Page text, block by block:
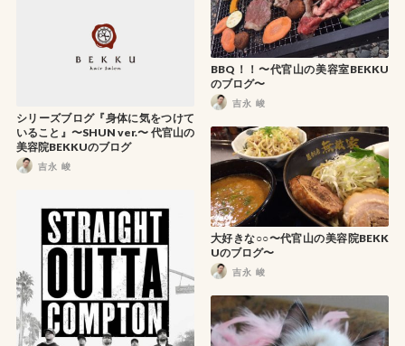
BBQ！！〜代官山の美容室BEKKU
のブログ〜
吉永 峻
シリーズブログ『身体に気をつけて
いること』〜SHUN ver.〜 代官山の
美容院BEKKUのブログ
吉永 峻
大好きな○○〜代官山の美容院BEKK
Uのブログ〜
吉永 峻